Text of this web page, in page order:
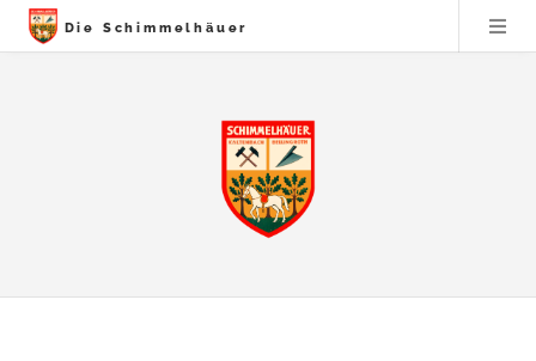
Die Schimmelhäuer